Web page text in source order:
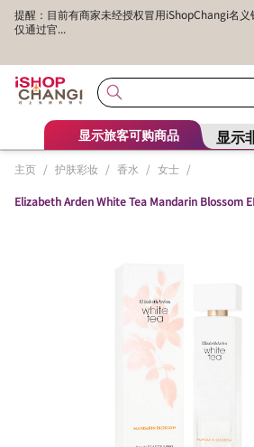
提醒：目前有商家未经授权冒用iShopChangi名
仅通过官...
显示旅客可购商品 显示
主页 / 护肤彩妆 / 香水 / 女士 /
Elizabeth Arden White Tea Mandarin Blossom